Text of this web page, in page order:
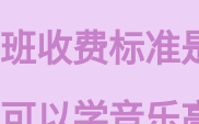
收费标准